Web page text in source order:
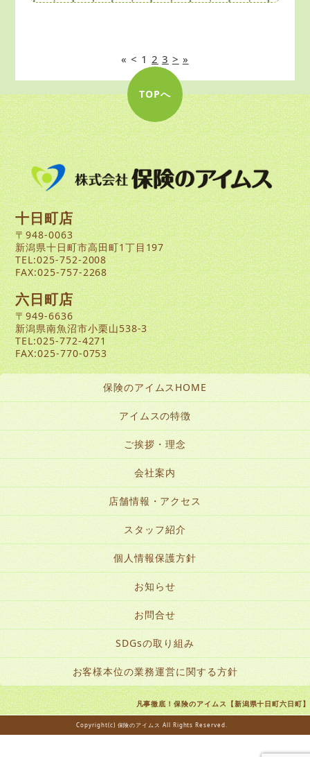
« < 1 2 3 > »
TOPへ
十日町店
〒948-0063
新潟県十日町市高田町1丁目197
TEL:025-752-2008
FAX:025-757-2268
六日町店
〒949-6636
新潟県南魚沼市小栗山538-3
TEL:025-772-4271
FAX:025-770-0753
保険のアイムスHOME
アイムスの特徴
ご挨拶・理念
会社案内
店舗情報・アクセス
スタッフ紹介
個人情報保護方針
お知らせ
お問合せ
SDGsの取り組み
お客様本位の業務運営に関する方針
凡事徹底！保険のアイムス【新潟県十日町六日町】
Copyright(c) 保険のアイムス All Rights Reserved.